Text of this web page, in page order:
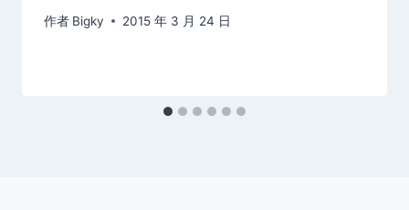
作者 Bigky 2015 年 3 月 24 日